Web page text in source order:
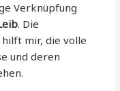
Verknüpfung
. Die
mir, die volle
und deren